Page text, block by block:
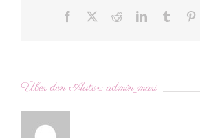
Facebook RedditLinkedInTumblr
Über den Autor:admin_mari